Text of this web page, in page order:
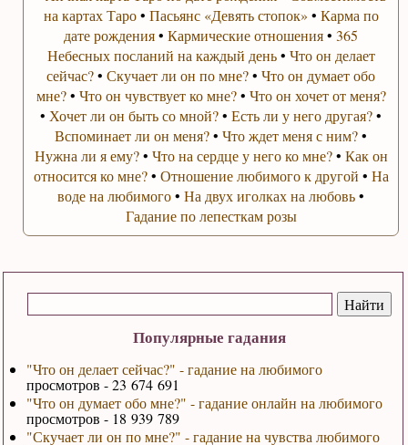
Популярные гадания
"Что он делает сейчас?" - гадание на любимого
просмотров - 23 674 691
"Что он думает обо мне?" - гадание онлайн на любимого
просмотров - 18 939 789
"Скучает ли он по мне?" - гадание на чувства любимого
на картах Таро• Пасьянс «Девять стопок» • Карма по
дате рождения•Кармические отношения•365
Небесных посланий на каждый день• Что он делает
сейчас?•Скучает ли он по мне?•Что он думает обо
мне?• Что он чувствует ко мне?• Что он хочет от меня?
• Хочет ли он быть со мной?•Есть ли у него другая?•
Вспоминает ли он меня?•Что ждет меня с ним?•
Нужна ли я ему?• Что на сердце у него ко мне?• Как он
относится ко мне?• Отношение любимого к другой • На
воде на любимого•На двух иголках на любовь•
Гадание по лепесткам розы